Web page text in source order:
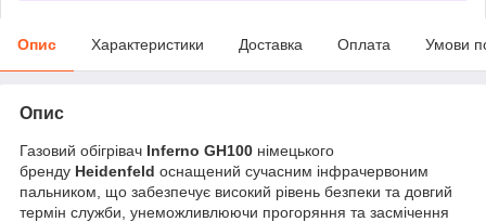
Опис Характеристики Доставка Оплата Умови
Опис
Газовий обігрівач Inferno GH100 німецького
бренду Heidenfeld оснащений сучасним інфрачервоним
пальником, що забезпечує високий рівень безпеки та довгий
термін служби, унеможливлюючи прогоряння та засмічення